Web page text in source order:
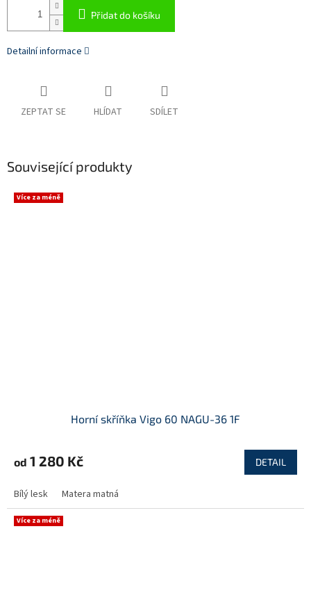
Přidat do košíku
Detailní informace
ZEPTAT SE HLÍDAT SDÍLET
Související produkty
Více za méně
Horní skříňka Vigo 60 NAGU-36 1F
od 1 280 Kč DETAIL
Bílý lesk Matera matná
Více za méně